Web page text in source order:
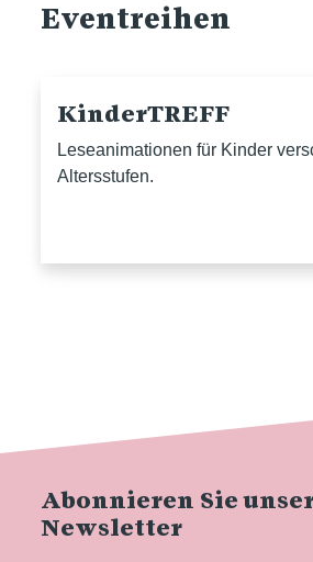
Eventreihen
KinderTREFF
Leseanimationen für Kinder
Altersstufen.
Abonnieren Sie
Newsletter